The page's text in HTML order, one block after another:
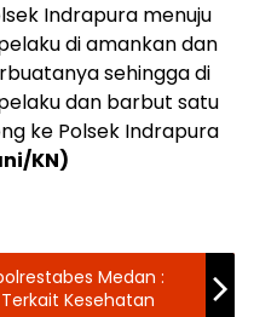
Indrapura menuju
di amankan dan
sehingga di
dan barbut satu
ke Polsek Indrapura
KN)
Medan :
Kesehatan